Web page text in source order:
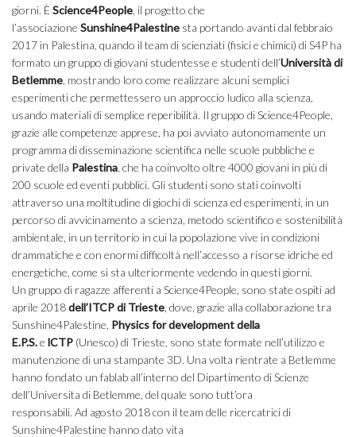
giorni. È Science4People , il progetto che
l’associazione Sunshine4Palestine sta portando avanti dal febbraio
2017 in Palestina, quando il team di scienziati (fisici e chimici) di S4P ha
formato un gruppo di giovani studentesse e studenti dell’Università di
Betlemme , mostrando loro come realizzare alcuni semplici
esperimenti che permettessero un approccio ludico alla scienza,
usando materiali di semplice reperibilità. Il gruppo di Science4People,
grazie alle competenze apprese, ha poi avviato autonomamente un
programma di disseminazione scientifica nelle scuole pubbliche e
private della Palestina , che ha coinvolto oltre 4000 giovani in più di
200 scuole ed eventi pubblici. Gli studenti sono stati coinvolti
attraverso una moltitudine di giochi di scienza ed esperimenti, in un
percorso di avvicinamento a scienza, metodo scientifico e sostenibilità
ambientale, in un territorio in cui la popolazione vive in condizioni
drammatiche e con enormi difficoltà nell’accesso a risorse idriche ed
energetiche, come si sta ulteriormente vedendo in questi giorni.
Un gruppo di ragazze afferenti a Science4People, sono state ospiti ad
aprile 2018dell’ITCP di Trieste , dove, grazie alla collaborazione tra
Sunshine4Palestine, Physics for development della
E.P.S.e lCTP (Unesco) di Trieste, sono state formate nell’utilizzo e
manutenzione di una stampante 3D. Una volta rientrate a Betlemme
hanno fondato un fablab all’interno del Dipartimento di Scienze
dell’Universita di Betlemme, del quale sono tutt’ora
responsabili. Ad agosto 2018 con il team delle ricercatrici di
Sunshine4Palestine hanno dato vita